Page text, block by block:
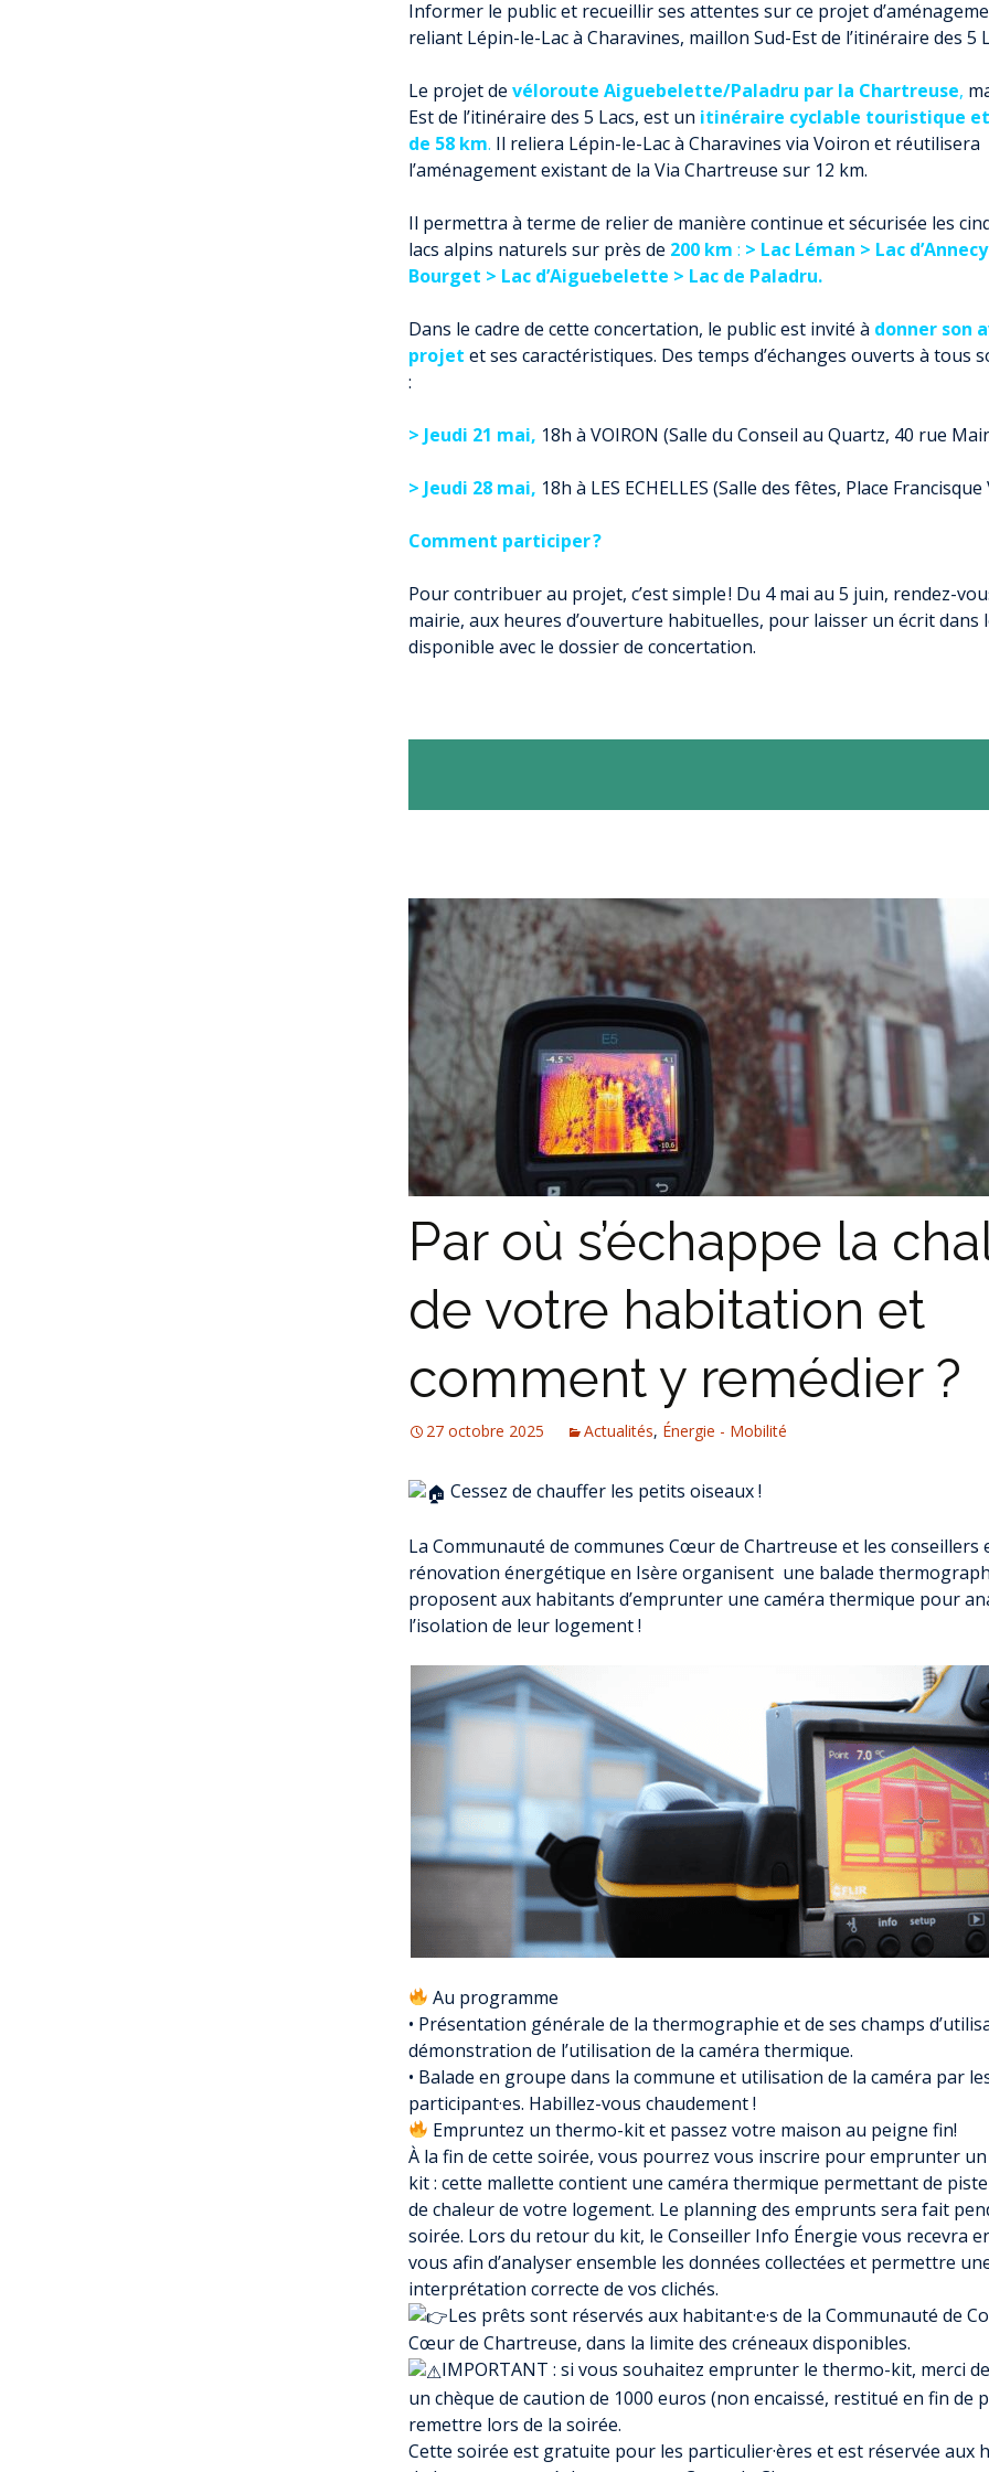
MOBILITÉ
RECHARGER VOTRE VÉHICULE ÉLECTRIQUE
VOIE VERTE EN CHARTREUSE
CHALLENGE MOBILITÉ
ALPES ISÈRE TOUR EN COEUR DE CHARTREUSE
CONCERTATION ZFE MÉTROPOLE
GRENOBLOISE
Informer le public et recueillir ses attentes sur ce projet
reliant Lépin-le-Lac à Charavines, maillon Sud-Est de l’itinéraire des 5
Le projet de véloroute Aiguebelette/Paladru par la Chartreuse,
Est de l’itinéraire des 5 Lacs, est un itinéraire cyclable touristique
de 58 km. Il reliera Lépin-le-Lac à Charavines via Voiron et réutilisera
l’aménagement existant de la Via Chartreuse sur 12 km.
Il permettra à terme de relier de manière continue et sécurisée les
lacs alpins naturels sur près de 200 km : > Lac Léman > Lac
Bourget > Lac d’Aiguebelette > Lac de Paladru.
Dans le cadre de cette concertation, le public est invité à donner son
projet et ses caractéristiques. Des temps d’échanges ouverts à tous
:
> Jeudi 21 mai, 18h à VOIRON (Salle du Conseil au Quartz, 40 rue
> Jeudi 28 mai, 18h à LES ECHELLES (Salle des fêtes, Place
Comment participer ?
Pour contribuer au projet, c’est simple ! Du 4 mai au 5 juin, rendez-
mairie, aux heures d’ouverture habituelles, pour laisser un écrit dans
disponible avec le dossier de concertation.
Par où s’échappe la
de votre habitation et
comment y remédier ?
27 octobre 2025 Actualités, Énergie - Mobilité
Cessez de chauffer les petits oiseaux !
La Communauté de communes Cœur de Chartreuse et les conseillers
rénovation énergétique en Isère organisent une balade
proposent aux habitants d’emprunter une caméra thermique pour
l’isolation de leur logement !
Au programme
• Présentation générale de la thermographie et de ses champs
démonstration de l’utilisation de la caméra thermique.
• Balade en groupe dans la commune et utilisation de la caméra par
participant·es. Habillez-vous chaudement !
Empruntez un thermo-kit et passez votre maison au peigne fin!
À la fin de cette soirée, vous pourrez vous inscrire pour emprunter
kit : cette mallette contient une caméra thermique permettant de
de chaleur de votre logement. Le planning des emprunts sera fait
soirée. Lors du retour du kit, le Conseiller Info Énergie vous recevra
vous afin d’analyser ensemble les données collectées et permettre
interprétation correcte de vos clichés.
Les prêts sont réservés aux habitant·e·s de la Communauté de
Cœur de Chartreuse, dans la limite des créneaux disponibles.
IMPORTANT : si vous souhaitez emprunter le thermo-kit, merci
un chèque de caution de 1000 euros (non encaissé, restitué en fin de
remettre lors de la soirée.
Cette soirée est gratuite pour les particulier·ères et est réservée aux